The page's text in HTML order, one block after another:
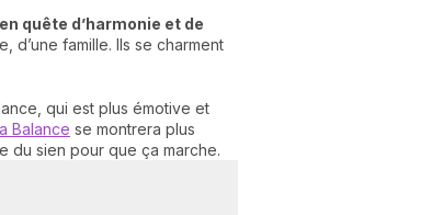
quête d’harmonie et de
d’une famille. Ils se charment
qui est plus émotive et
Balance se montrera plus
du sien pour que ça marche.